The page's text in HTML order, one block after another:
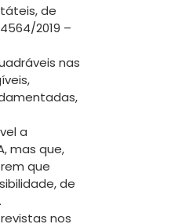
de
2019 –
nas
a
mas que,
que
de
nos